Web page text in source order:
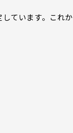
ています。これか